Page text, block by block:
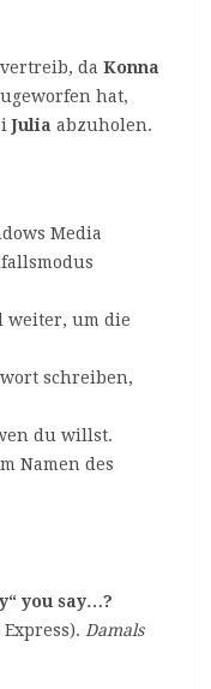
da Konna
hat,
Julia abzuholen.
Media
weiter, um die
schreiben,
du willst.
Namen des
you say…?
Damals